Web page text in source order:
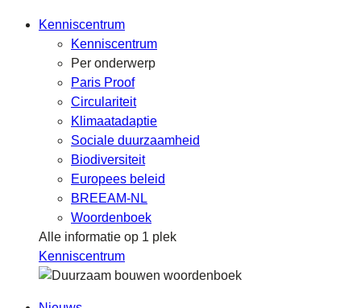
Kenniscentrum
Kenniscentrum
Per onderwerp
Paris Proof
Circulariteit
Klimaatadaptie
Sociale duurzaamheid
Biodiversiteit
Europees beleid
BREEAM-NL
Woordenboek
Alle informatie op 1 plek
Kenniscentrum